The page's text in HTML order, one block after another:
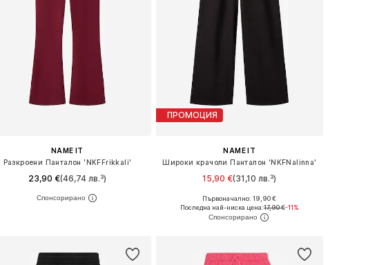
NAME IT
Разкроени Панталон 'NKFFrikkali'
23,90 €(46,74 лв.³)
+ 7
Предлага се в много размери
ПРОМОЦИЯ
NAME IT
Широки крачоли Панталон 'NKFNalinna'
15,90 €(31,10 лв.³)
+1
Предлага се в много размери
Добави в кошницата
Първоначално: 19,90 €
Последна най-ниска цена:17,90 €-11%